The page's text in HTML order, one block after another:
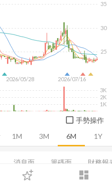
dashboard
登入
1M 3M 6M 1Y
2026/05/28 2026/07/16
25
30
35
1K
2K
3K
手勢操作
消息面 籌碼面 財務報
基本資料